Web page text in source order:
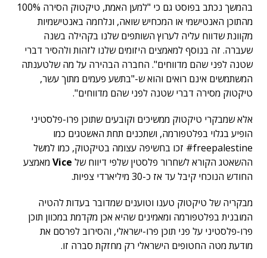
בהמשך נכתב בפוסט גם כי "למען האמת, טיקטוק הסירה 100%
מהתוכן האנטישמי או המכחיש שואה, ונלחמה באנטישמיות
מקוונת שדווח עליה לערוץ השותפים שלנו בקהילה בשנה
שעברה. זה בנוסף למאמצים היזומים שלנו לזהות ולהסיר דברי
שטנה לפני שהם מדווחים". החברה הבהירה על מה שלטענתה
המשתמשים אינם רואים והוא ש-"בתשע פעמים מתוך עשר,
טיקטוק מסירה דברי שטנה לפני שהם מדווחים".
אלא שמבקרי טיקטוק ממשיכים וקובעים שתוכן פרו-פלסטיני
הופיע בגלוי בפלטפורמה, ושתכנים תחת האשטגים כמו
freepalestine# זכו בחשיפה עצומה בטיקטוק, כמו למשל
ההשאטג הקורא לשחרור פלסטין שלפי דיווח של Vice מאמצע
החודש הנוכחי קיבל עד אז כ-30 מיליארדי צפיות.
מבקריה של טיקטוק טענו וטוענים שמדובר בעדות להטיה
המובנית בפלטפורמה ומאמינים שהיא אכן מקדמת במכוון תוכן
פרו-פלסטיני על פני תוכן פרו-ישראלי, והסירוב לפרסם את
מודעת מטה החטופים הישראלי רק מחזקת סברה זו.